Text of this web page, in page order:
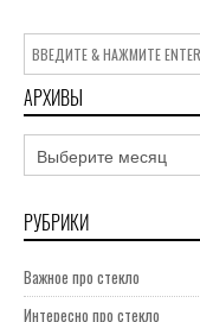
АРХИВЫ
Архивы
РУБРИКИ
Важное про стекло
Интересно про стекло